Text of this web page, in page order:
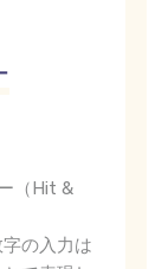
（Hit &
の入力は